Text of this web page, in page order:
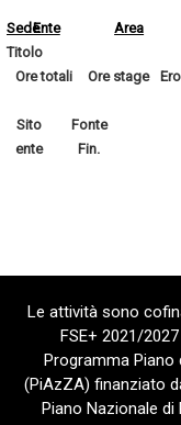
SedeEnte
Area
Titolo
Ore totali
Ore stage
Sito
ente
Fonte
Fin.
Le attività sono
FSE+ 2021/
Programma
(PiAzZA) finanziato
Piano Nazionale di